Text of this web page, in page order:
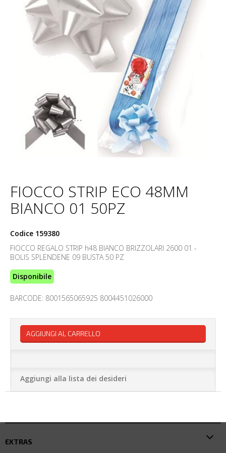
FIOCCO STRIP ECO 48MM
BIANCO 01 50PZ
Codice 159380
FIOCCO REGALO STRIP h48 BIANCO BRIZZOLARI 2600 01 -
BOLIS SPLENDENE 09 BUSTA 50 PZ
Disponibile
BARCODE: 8001565065925 8004451026000
AGGIUNGI AL CARRELLO
Aggiungi alla lista dei desideri
EXTRAS